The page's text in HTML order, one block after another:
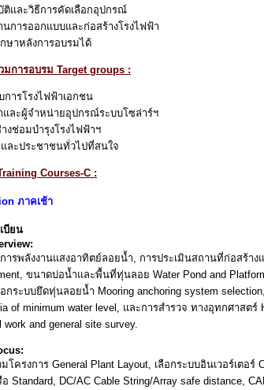
และวิธีการคัดเลือกอุปกรณ์
นการออกแบบและก่อสร้างโรงไฟฟ้า
ษาหลังการอบรมได้
มการอบรม Target groups :
การโรงไฟฟ้าเอกชน
และผู้จำหน่ายอุปกรณ์ระบบโซล่าร์ฯ
งช่อมบำรุงโรงไฟฟ้าฯ
ละประชาชนทั่วไปที่สนใจ
Courses-C :
ภาคเช้า
บียน
ารพลังงานแสงอาทิตย์ลอยน้ำ, การประเมินสถานที่ก่อสร้า
ขนาดบ่อน้ำและพื้นที่ทุ่นลอย Water Pond and
อกระบบยึดทุ่นลอยน้ำ Mooring anchoring system
of minimum water level, และการสำรวจ ทางอุทกศาสต
and general site survey.
โครงการ General Plant Layout, เลือกระบบอินเวอร์เตอร์
Standard, DC/AC Cable String/Array safe distance,